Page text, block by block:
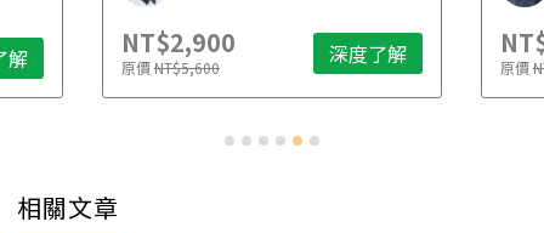
解 NT$2,900
原價NT$5,600 深度了解 原價
相關文章